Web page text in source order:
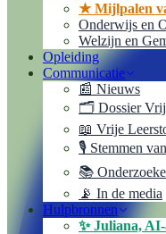
★ Mijlpalen
Onderwijs en
Welzijn en
Opleiding
Communicatie
📰 Nieuws
🗂️ Dossier
📖 Vrije
🎙️ Stemmen
📚
📡 In de media
Hulpbronnen
✨ Juliana, AI-